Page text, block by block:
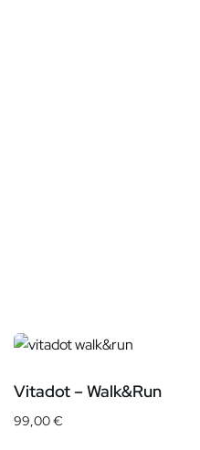
Vitadot – Walk&Run
99,00€